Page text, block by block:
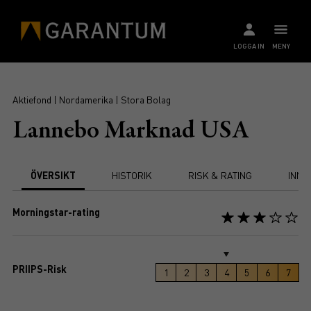
MENY
LOGGA IN
Aktiefond | Nordamerika | Stora Bolag
Lannebo Marknad USA
ÖVERSIKT HISTORIK RISK & RATING
Morningstar-rating
PRIIPS-Risk 1 2 3 4 5 6 7